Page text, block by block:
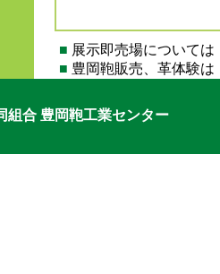
■ 展示即売場については
■ 豊岡鞄販売、革体験は
組合 豊岡鞄工業センター